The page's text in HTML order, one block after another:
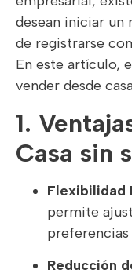
desean iniciar un
de registrarse
En este artículo,
vender desde
1.
Casa sin
Flexibilidad
permite
preferencias
Reducción